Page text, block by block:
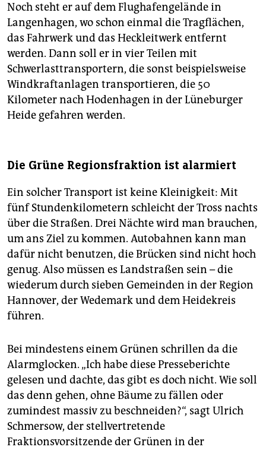
Noch steht er auf dem Flughafengelände in
Langenhagen, wo schon einmal die Tragflächen,
das Fahrwerk und das Heckleitwerk entfernt
werden. Dann soll er in vier Teilen mit
Schwerlasttransportern, die sonst beispielsweise
Windkraftanlagen transportieren, die 50
Kilometer nach Hodenhagen in der Lüneburger
Heide gefahren werden.
Die Grüne Regionsfraktion ist alarmiert
Ein solcher Transport ist keine Kleinigkeit: Mit
fünf Stundenkilometern schleicht der Tross nachts
über die Straßen. Drei Nächte wird man brauchen,
um ans Ziel zu kommen. Autobahnen kann man
dafür nicht benutzen, die Brücken sind nicht hoch
genug. Also müssen es Landstraßen sein – die
wiederum durch sieben Gemeinden in der Region
Hannover, der Wedemark und dem Heidekreis
führen.
Bei mindestens einem Grünen schrillen da die
Alarmglocken. „Ich habe diese Presseberichte
gelesen und dachte, das gibt es doch nicht. Wie soll
das denn gehen, ohne Bäume zu fällen oder
zumindest massiv zu beschneiden?“, sagt Ulrich
Schmersow, der stellvertretende
Fraktionsvorsitzende der Grünen in der